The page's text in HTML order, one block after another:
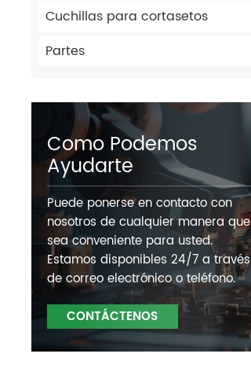
Cuchillas para cortasetos
Partes
Como Podemos
Ayudarte
Puede ponerse en contacto con
nosotros de cualquier manera que
sea conveniente para usted.
Estamos disponibles 24/7 a través
de correo electrónico o teléfono.
CONTÁCTENOS